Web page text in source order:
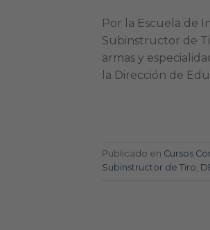
Por la Escuela de
Subinstructor de
armas y
la Dirección de
Publicado en Cursos
Subinstructor de Tiro,